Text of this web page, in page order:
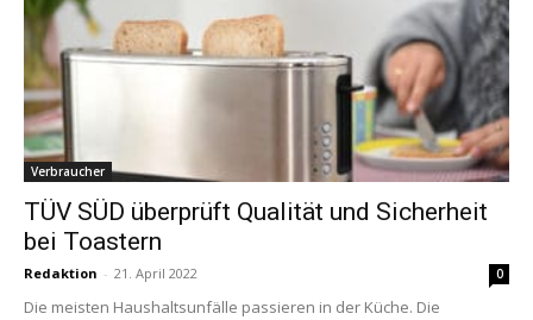
Verbraucher
TÜV SÜD überprüft Qualität und Sicherheit
bei Toastern
Redaktion - 21. April 2022 0
Die meisten Haushaltsunfälle passieren in der Küche. Die